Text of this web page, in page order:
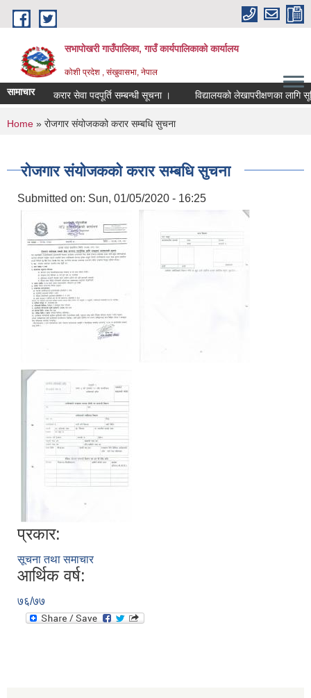
Skip to main content
सभापोखरी गाउँपालिका, गाउँ कार्यपालिकाको कार्यालय
कोशी प्रदेश , संखुवासभा, नेपाल
सामाचारकरार सेवा पदपूर्ति सम्बन्धी सूचना ।
You are here
Home » रोजगार संयोजकको करार सम्बधि सुचना
रोजगार संयोजकको करार सम्बधि सुचना
Submitted on: Sun, 01/05/2020 - 16:25
प्रकार:
सूचना तथा समाचार
आर्थिक वर्ष:
७६/७७